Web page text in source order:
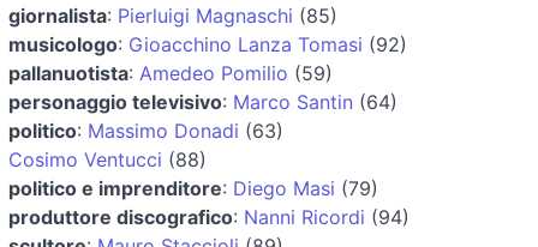
giornalista: Pierluigi Magnaschi (85)
musicologo: Gioacchino Lanza Tomasi (92)
pallanuotista: Amedeo Pomilio (59)
personaggio televisivo: Marco Santin (64)
politico: Massimo Donadi (63)
Cosimo Ventucci (88)
politico e imprenditore: Diego Masi (79)
produttore discografico: Nanni Ricordi (94)